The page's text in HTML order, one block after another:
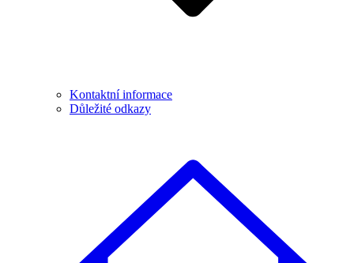
Kontaktní informace
Důležité odkazy